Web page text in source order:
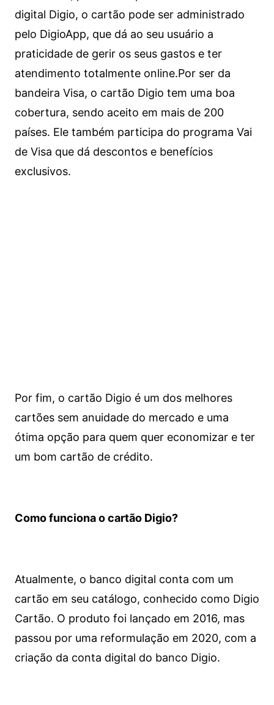
digital Digio, o cartão pode ser administrado
pelo DigioApp, que dá ao seu usuário a
praticidade de gerir os seus gastos e ter
atendimento totalmente online.Por ser da
bandeira Visa, o cartão Digio tem uma boa
cobertura, sendo aceito em mais de 200
países. Ele também participa do programa Vai
de Visa que dá descontos e benefícios
exclusivos.
Por fim, o cartão Digio é um dos melhores
cartões sem anuidade do mercado e uma
ótima opção para quem quer economizar e ter
um bom cartão de crédito.
Como funciona o cartão Digio?
Atualmente, o banco digital conta com um
cartão em seu catálogo, conhecido como Digio
Cartão. O produto foi lançado em 2016, mas
passou por uma reformulação em 2020, com a
criação da conta digital do banco Digio.